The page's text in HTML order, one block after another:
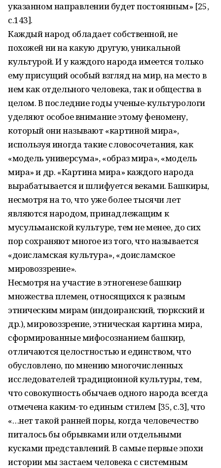
указанном направлении будет постоянным» [25,
с.143].
Каждый народ обладает собственной, не
похожей ни на какую другую, уникальной
культурой. И у каждого народа имеется только
ему присущий особый взгляд на мир, на место в
нем как отдельного человека, так и общества в
целом. В последние годы ученые-культурологи
уделяют особое внимание этому феномену,
который они называют «картиной мира»,
используя иногда такие словосочетания, как
«модель универсума», «образ мира», «модель
мира» и др. «Картина мира» каждого народа
вырабатывается и шлифуется веками. Башкиры,
несмотря на то, что уже более тысячи лет
являются народом, принадлежащим к
мусульманской культуре, тем не менее, до сих
пор сохраняют многое из того, что называется
«доисламская культура», «доисламское
мировоззрение».
Несмотря на участие в этногенезе башкир
множества племен, относящихся к разным
этническим мирам (индоиранский, тюркский и
др.), мировоззрение, этническая картина мира,
сформированные мифосознанием башкир,
отличаются целостностью и единством, что
обусловлено, по мнению многочисленных
исследователей традиционной культуры, тем,
что совокупность обычаев одного народа всегда
отмечена каким-то единым стилем [35, с.3], что
«…нет такой ранней поры, когда человечество
питалось бы обрывками или отдельными
кусками представлений. В самые первые эпохи
истории мы застаем человека с системным